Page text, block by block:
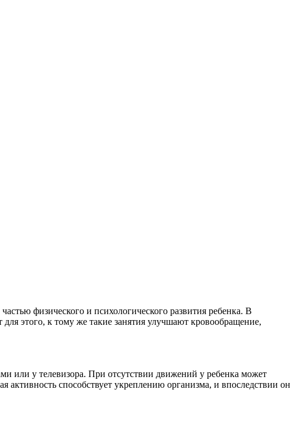
физического и психологического развития ребенка. В
этого, к тому же такие занятия улучшают кровообращение,
или у телевизора. При отсутствии движений у ребенка может
способствует укреплению организма, и впоследствии он